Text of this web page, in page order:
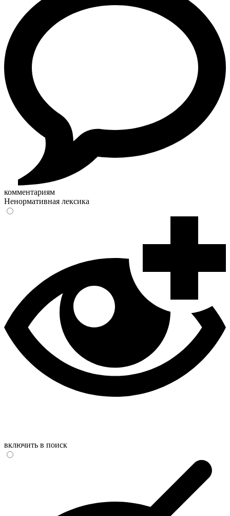
комментариям
Ненормативная лексика
включить в поиск